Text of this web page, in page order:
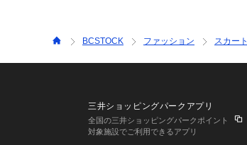
BCSTOCK ファッション スカート
三井ショッピングパークアプリ
全国の三井ショッピングパークポイント
対象施設でご利用できるアプリ